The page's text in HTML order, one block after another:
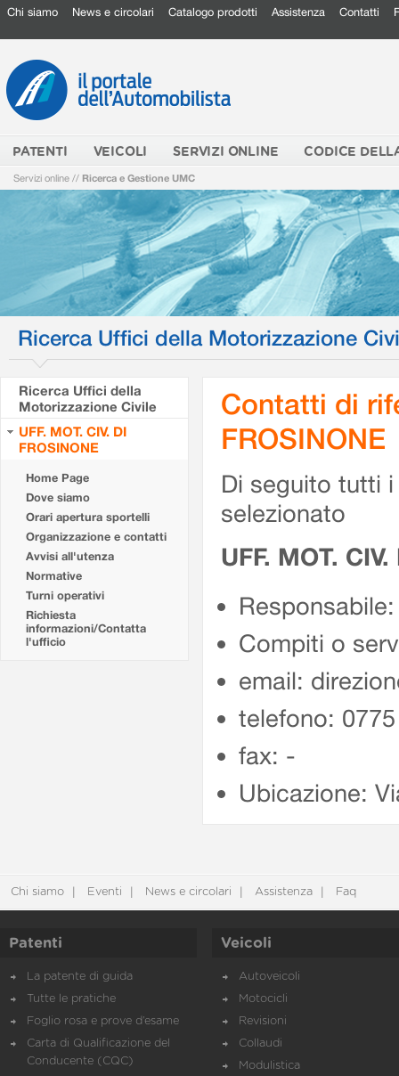
Chi siamo News e circolari Catalogo prodotti Assistenza Contatti
PATENTI VEICOLI SERVIZI ONLINE CODICE
Servizi online // Ricerca e Gestione UMC
Ricerca Uffici della Motorizzazione
Ricerca Uffici della
Motorizzazione Civile
UFF. MOT. CIV. DI
FROSINONE
Home Page
Dove siamo
Orari apertura sportelli
Organizzazione e contatti
Avvisi all'utenza
Normative
Turni operativi
Richiesta
informazioni/Contatta
l'ufficio
Contatti di
FROSINONE
Di seguito tutti
selezionato
UFF. MOT.
Compiti o
email:
telefono:
fax: -
Ubicazione:
Chi siamo Eventi News e circolari Assistenza Faq
Patenti
La patente di guida
Tutte le pratiche
Foglio rosa e prove d’esame
Carta di Qualificazione del
Conducente (CQC)
Veicoli
Autoveicoli
Motocicli
Revisioni
Collaudi
Modulistica